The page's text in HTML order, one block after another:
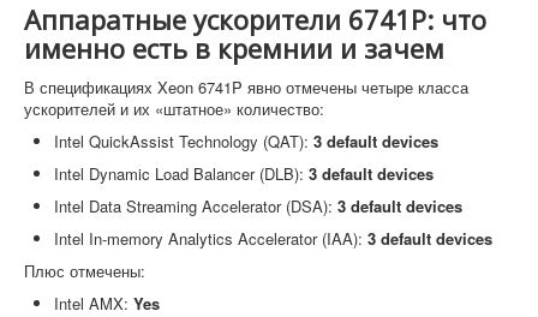
Аппаратные ускорители 6741P: что
именно есть в кремнии и зачем
В спецификациях Xeon 6741P явно отмечены четыре класса
ускорителей и их «штатное» количество:
Intel QuickAssist Technology (QAT): 3 default devices
Intel Dynamic Load Balancer (DLB): 3 default devices
Intel Data Streaming Accelerator (DSA): 3 default devices
Intel In-memory Analytics Accelerator (IAA): 3 default devices
Плюс отмечены:
Intel AMX: Yes